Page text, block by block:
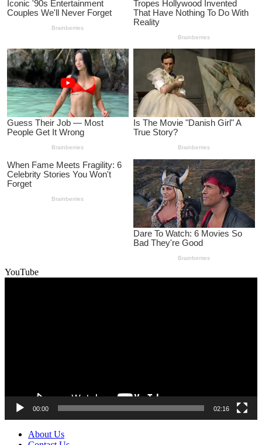
YouTube
00:00 02:16
About Us